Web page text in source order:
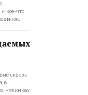
кое-что
сквозь
в
новинках